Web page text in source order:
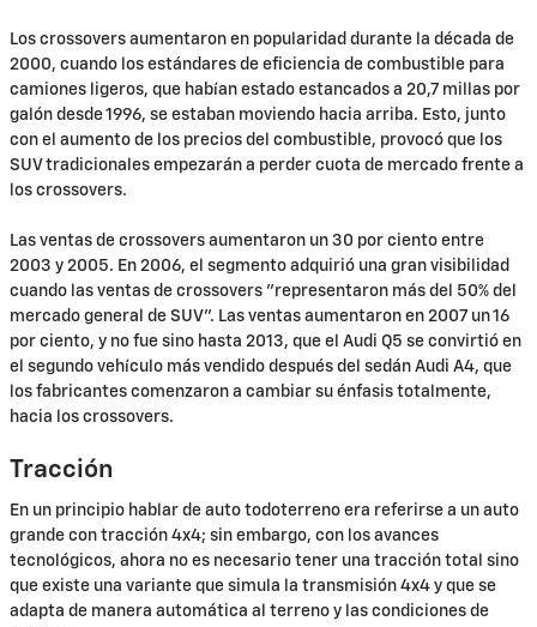
Los crossovers aumentaron en popularidad durante la década de
2000, cuando los estándares de eficiencia de combustible para
camiones ligeros, que habían estado estancados a 20,7 millas por
galón desde 1996, se estaban moviendo hacia arriba. Esto, junto
con el aumento de los precios del combustible, provocó que los
SUV tradicionales empezarán a perder cuota de mercado frente a
los crossovers.
Las ventas de crossovers aumentaron un 30 por ciento entre
2003 y 2005. En 2006, el segmento adquirió una gran visibilidad
cuando las ventas de crossovers "representaron más del 50% del
mercado general de SUV". Las ventas aumentaron en 2007 un 16
por ciento, y no fue sino hasta 2013, que el Audi Q5 se convirtió en
el segundo vehículo más vendido después del sedán Audi A4, que
los fabricantes comenzaron a cambiar su énfasis totalmente,
hacia los crossovers.
Tracción
En un principio hablar de auto todoterreno era referirse a un auto
grande con tracción 4x4; sin embargo, con los avances
tecnológicos, ahora no es necesario tener una tracción total sino
que existe una variante que simula la transmisión 4x4 y que se
adapta de manera automática al terreno y las condiciones de